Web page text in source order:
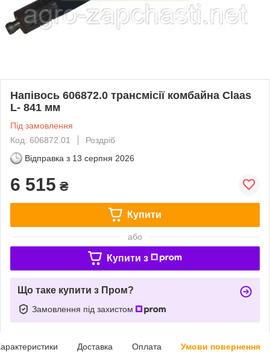
Напівось 606872.0 трансмісії комбайна Claas
L- 841 мм
Під замовлення
Код: 606872.01
Роздріб
Відправка з 13 серпня 2026
6 515 ₴
Купити
або
Купити з
Що таке купити з Пром?
Замовлення під захистом
Доставка Оплата Умови повернення